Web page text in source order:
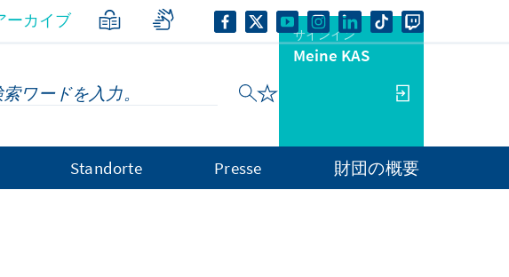
ーカイブ
サインイン
Meine KAS
Standorte Presse 財団の概要